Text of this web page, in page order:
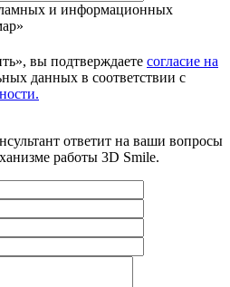
и информационных
вы подтверждаете согласие на
данных в соответствии с
ответит на ваши вопросы
работы 3D Smile.